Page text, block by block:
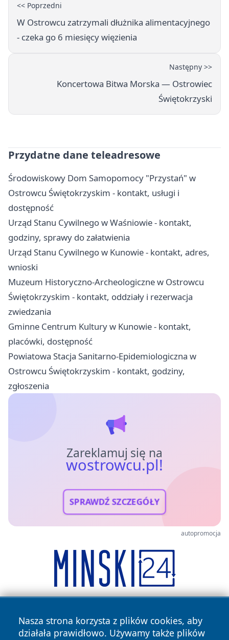
<< Poprzedni
W Ostrowcu zatrzymali dłużnika alimentacyjnego
- czeka go 6 miesięcy więzienia
Następny >>
Koncertowa Bitwa Morska — Ostrowiec
Świętokrzyski
Przydatne dane teleadresowe
Środowiskowy Dom Samopomocy "Przystań" w
Ostrowcu Świętokrzyskim - kontakt, usługi i
dostępność
Urząd Stanu Cywilnego w Waśniowie - kontakt,
godziny, sprawy do załatwienia
Urząd Stanu Cywilnego w Kunowie - kontakt, adres,
wnioski
Muzeum Historyczno-Archeologiczne w Ostrowcu
Świętokrzyskim - kontakt, oddziały i rezerwacja
zwiedzania
Gminne Centrum Kultury w Kunowie - kontakt,
placówki, dostępność
Powiatowa Stacja Sanitarno-Epidemiologiczna w
Ostrowcu Świętokrzyskim - kontakt, godziny,
zgłoszenia
Zareklamuj się na
wostrowcu.pl!
SPRAWDŹ SZCZEGÓŁY
autopromocja
Nasza strona korzysta z plików cookies, aby
działała prawidłowo. Używamy także plików